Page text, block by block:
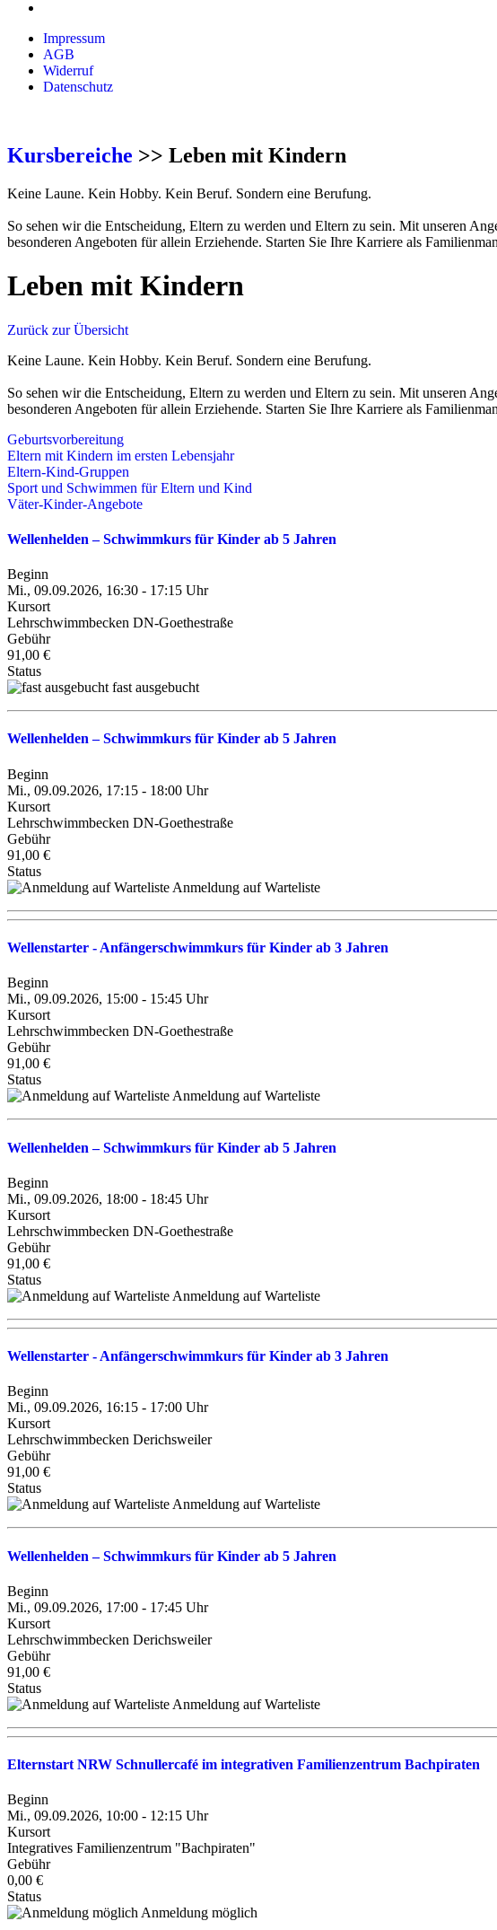
Impressum
AGB
Widerruf
Datenschutz
Kursbereiche >> Leben mit Kindern
Keine Laune. Kein Hobby. Kein Beruf. Sondern eine Berufung.
So sehen wir die Entscheidung, Eltern zu werden und Eltern zu sein. Mit unseren
besonderen Angeboten für allein Erziehende. Starten Sie Ihre Karriere als
Leben mit Kindern
Zurück zur Übersicht
Keine Laune. Kein Hobby. Kein Beruf. Sondern eine Berufung.
So sehen wir die Entscheidung, Eltern zu werden und Eltern zu sein. Mit unseren
besonderen Angeboten für allein Erziehende. Starten Sie Ihre Karriere als
Geburtsvorbereitung
Eltern mit Kindern im ersten Lebensjahr
Eltern-Kind-Gruppen
Sport und Schwimmen für Eltern und Kind
Väter-Kinder-Angebote
Wellenhelden – Schwimmkurs für Kinder ab 5 Jahren
Beginn
Mi., 09.09.2026, 16:30 - 17:15 Uhr
Kursort
Lehrschwimmbecken DN-Goethestraße
Gebühr
91,00 €
Status
fast ausgebucht
Wellenhelden – Schwimmkurs für Kinder ab 5 Jahren
Beginn
Mi., 09.09.2026, 17:15 - 18:00 Uhr
Kursort
Lehrschwimmbecken DN-Goethestraße
Gebühr
91,00 €
Status
Anmeldung auf Warteliste
Wellenstarter - Anfängerschwimmkurs für Kinder ab 3 Jahren
Beginn
Mi., 09.09.2026, 15:00 - 15:45 Uhr
Kursort
Lehrschwimmbecken DN-Goethestraße
Gebühr
91,00 €
Status
Anmeldung auf Warteliste
Wellenhelden – Schwimmkurs für Kinder ab 5 Jahren
Beginn
Mi., 09.09.2026, 18:00 - 18:45 Uhr
Kursort
Lehrschwimmbecken DN-Goethestraße
Gebühr
91,00 €
Status
Anmeldung auf Warteliste
Wellenstarter - Anfängerschwimmkurs für Kinder ab 3 Jahren
Beginn
Mi., 09.09.2026, 16:15 - 17:00 Uhr
Kursort
Lehrschwimmbecken Derichsweiler
Gebühr
91,00 €
Status
Anmeldung auf Warteliste
Wellenhelden – Schwimmkurs für Kinder ab 5 Jahren
Beginn
Mi., 09.09.2026, 17:00 - 17:45 Uhr
Kursort
Lehrschwimmbecken Derichsweiler
Gebühr
91,00 €
Status
Anmeldung auf Warteliste
Elternstart NRW Schnullercafé im integrativen Familienzentrum Bachpiraten
Beginn
Mi., 09.09.2026, 10:00 - 12:15 Uhr
Kursort
Integratives Familienzentrum "Bachpiraten"
Gebühr
0,00 €
Status
Anmeldung möglich